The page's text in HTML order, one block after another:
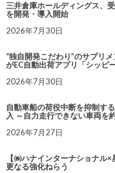
三井倉庫ホールディングス、
を開発・導入開始
2026年7月30日
“独自開発こだわり”のサプリ
がEC自動出荷アプリ「シッピ
2026年7月30日
自動車船の荷役中断を抑制す
入 ～自力走行できない車両を
2026年7月27日
【㈱ハナインターナショナル
更なる強化ねらう